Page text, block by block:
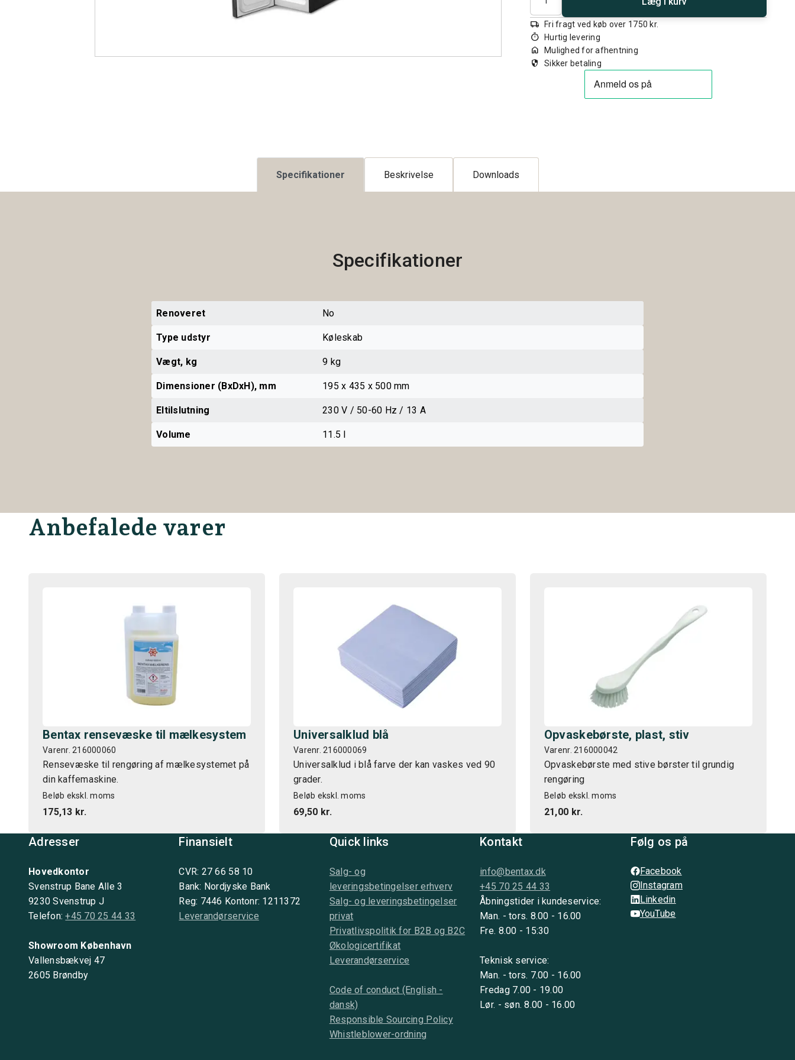
local_shipping Fri fragt ved køb over 1750 kr.
timer Hurtig levering
home Mulighed for afhentning
security Sikker betaling
Specifikationer Beskrivelse Downloads
Specifikationer
Renoveret No
Type udstyr Køleskab
Vægt, kg 9 kg
Dimensioner (BxDxH), mm 195 x 435 x 500 mm
Eltilslutning 230 V / 50-60 Hz / 13 A
Volume 11.5 l
Anbefalede varer
Bentax rensevæske til mælkesystem
Varenr. 216000060
Rensevæske til rengøring af mælkesystemet på
din kaffemaskine.
Beløb ekskl. moms
175,13 kr.
Universalklud blå
Varenr. 216000069
Universalklud i blå farve der kan vaskes ved 90
grader.
Beløb ekskl. moms
69,50 kr.
Opvaskebørste, plast, stiv
Varenr. 216000042
Opvaskebørste med stive børster til grundig
rengøring
Beløb ekskl. moms
21,00 kr.
Adresser
Hovedkontor
Svenstrup Bane Alle 3
9230 Svenstrup J
Telefon:+45 70 25 44 33
Showroom København
Vallensbækvej 47
2605 Brøndby
Finansielt
CVR: 27 66 58 10
Bank: Nordjyske Bank
Reg: 7446 Kontonr: 1211372
Leverandørservice
Quick links
Salg- og
leveringsbetingelser erhverv
Salg- og leveringsbetingelser
privat
Privatlivspolitik for B2B og B2C
Økologicertifikat
Leverandørservice
Code of conduct (English -
dansk)
Responsible Sourcing Policy
Whistleblower-ordning
Kontakt
info@bentax.dk
+45 70 25 44 33
Åbningstider i kundeservice:
Man. - tors. 8.00 - 16.00
Fre. 8.00 - 15:30
Teknisk service:
Man. - tors. 7.00 - 16.00
Fredag 7.00 - 19.00
Lør. - søn. 8.00 - 16.00
Følg os på
Facebook
Instagram
Linkedin
YouTube